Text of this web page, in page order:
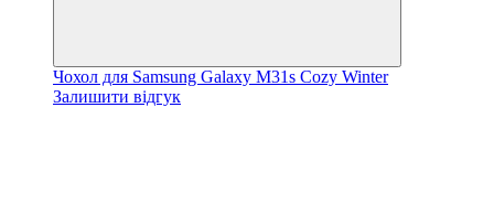
Чохол для Samsung Galaxy M31s Cozy Winter
Залишити відгук